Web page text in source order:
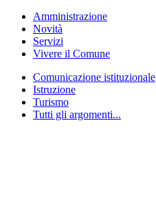
Amministrazione
Novità
Servizi
Vivere il Comune
Comunicazione istituzionale
Istruzione
Turismo
Tutti gli argomenti...